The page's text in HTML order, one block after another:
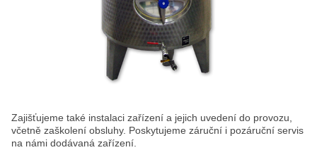
Zajišťujeme také instalaci zařízení a jejich uvedení do provozu,
včetně zaškolení obsluhy. Poskytujeme záruční i pozáruční servis
na námi dodávaná zařízení.